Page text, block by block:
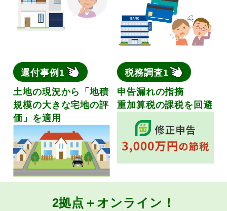
還付事例1
土地の現況から「地積
規模の大きな宅地の評
価」を適用
税務調査1
申告漏れの指摘
重加算税の課税を回避
2拠点＋オンライン！